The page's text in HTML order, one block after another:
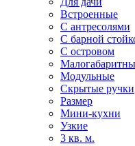
Встроенные
С антресолями
С барной
С островом
Модульные
Скрытые ручки
Размер
Мини-кухни
Узкие
3 кв. м.